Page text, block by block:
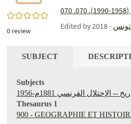
0/5
0 review
Edited by
تونس - 2018
SUBJECT
Subjects
‏الإحتلال الفرنسي 1881م-1956
Thesaurus 1
900 - GEOGRAPHIE ET